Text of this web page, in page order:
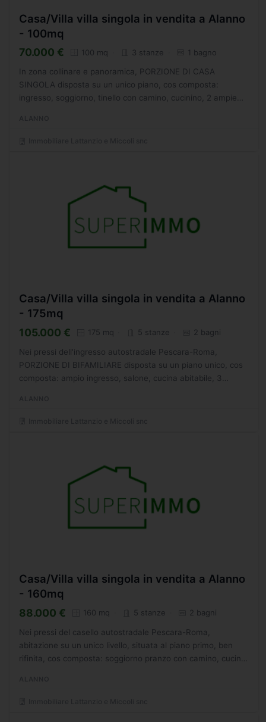
Casa/Villa villa singola in vendita a Alanno
- 100mq
70.000 € 100 mq 3 stanze 1 bagno
In zona collinare e panoramica, PORZIONE DI CASA
SINGOLA disposta su un unico piano, cos composta:
ingresso, soggiorno, tinello con camino, cucinino, 2 ampie
Casa/Villa villa singola in vendita a Alanno
- 175mq
105.000 € 175 mq 5 stanze 2 bagni
Nei pressi dell'ingresso autostradale Pescara-Roma,
PORZIONE DI BIFAMILIARE disposta su un piano unico, cos
composta: ampio ingresso, salone, cucina abitabile, 3
Casa/Villa villa singola in vendita a Alanno
- 160mq
88.000 € 160 mq 5 stanze 2 bagni
Nei pressi del casello autostradale Pescara-Roma,
abitazione su un unico livello, situata al piano primo, ben
rifinita, cos composta: soggiorno pranzo con camino, cucina